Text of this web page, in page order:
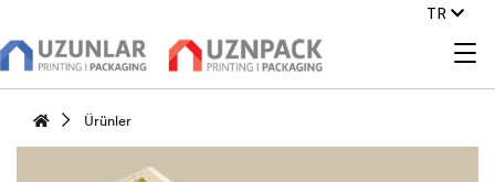
TR
Ürünler